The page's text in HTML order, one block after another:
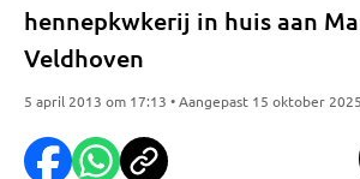
hennepkwkerij in huis aan
Veldhoven
5 april 2013 om 17:13 • Aangepast 15 oktober